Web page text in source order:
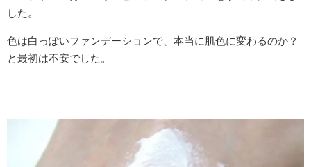
した。
色は白っぽいファンデーションで、本当に肌色に変わるのか？
と最初は不安でした。